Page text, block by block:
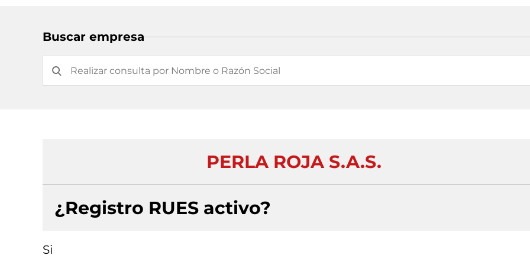
Buscar empresa
PERLA ROJA S.A.S.
¿Registro RUES activo?
Si